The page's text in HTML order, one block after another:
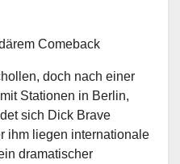
Comeback
doch nach einer
Stationen in Berlin,
sich Dick Brave
ihm liegen internationale
dramatischer